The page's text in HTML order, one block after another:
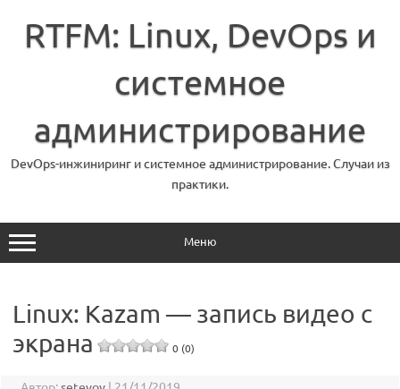
содержимому
RTFM: Linux, DevOps и
системное
администрирование
DevOps-инжиниринг и системное администрирование. Случаи из
практики.
Меню
Linux: Kazam — запись видео с
экрана
0 (0)